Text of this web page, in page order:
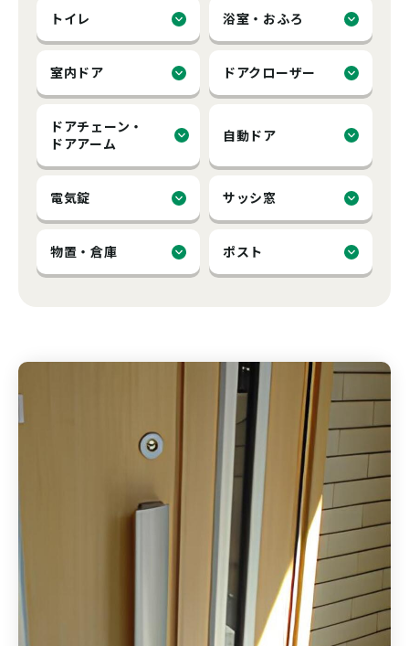
トイレ 浴室・おふろ
室内ドア ドアクローザー
ドアチェーン・
ドアアーム
自動ドア
電気錠 サッシ窓
物置・倉庫 ポスト